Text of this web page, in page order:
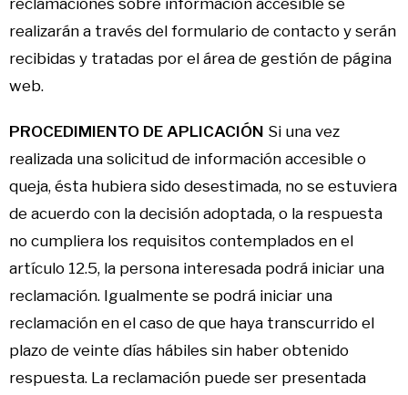
reclamaciones sobre información accesible se
realizarán a través del formulario de contacto y serán
recibidas y tratadas por el área de gestión de página
web.
PROCEDIMIENTO DE APLICACIÓN Si una vez
realizada una solicitud de información accesible o
queja, ésta hubiera sido desestimada, no se estuviera
de acuerdo con la decisión adoptada, o la respuesta
no cumpliera los requisitos contemplados en el
artículo 12.5, la persona interesada podrá iniciar una
reclamación. Igualmente se podrá iniciar una
reclamación en el caso de que haya transcurrido el
plazo de veinte días hábiles sin haber obtenido
respuesta. La reclamación puede ser presentada